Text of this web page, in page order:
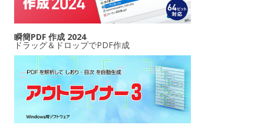
瞬簡PDF 作成 2024
ドラッグ＆ドロップでPDF作成